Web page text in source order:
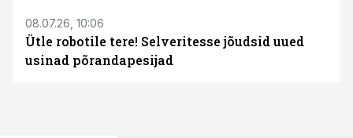
08.07.26, 10:06
Ütle robotile tere! Selveritesse jõudsid uued
usinad põrandapesijad